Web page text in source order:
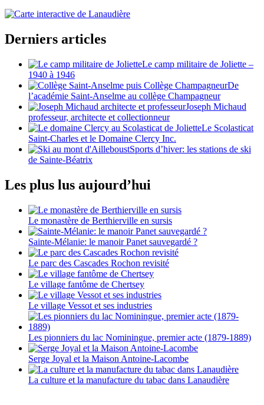
Derniers articles
Le camp militaire de Joliette –
1940 à 1946
De
l’académie Saint-Anselme au collège Champagneur
Joseph Michaud
professeur, architecte et collectionneur
Le Scolasticat
Saint-Charles et le Domaine Clercy Inc.
Sports d’hiver: les stations de ski
de Sainte-Béatrix
Les plus lus aujourd’hui
Le monastère de Berthierville en sursis
Sainte-Mélanie: le manoir Panet sauvegardé ?
Le parc des Cascades Rochon revisité
Le village fantôme de Chertsey
Le village Vessot et ses industries
Les pionniers du lac Nominingue, premier acte (1879-1889)
Serge Joyal et la Maison Antoine-Lacombe
La culture et la manufacture du tabac dans Lanaudière